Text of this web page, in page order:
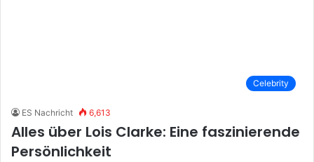
Celebrity
ES Nachricht 6,613
Alles über Lois Clarke: Eine faszinierende
Persönlichkeit